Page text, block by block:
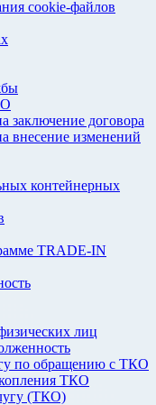
cookie-файлов
заключение договора
внесение изменений
контейнерных
TRADE-IN
лиц
по обращению с ТКО
ТКО
(ТКО)